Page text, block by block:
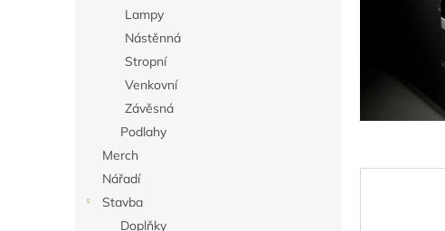
Lampy
Nástěnná
Stropní
Venkovní
Závěsná
Podlahy
Merch
Nářadí
Stavba
Doplňky